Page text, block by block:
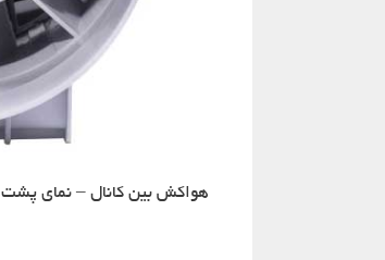
هواکش بین کانال – نمای پشت